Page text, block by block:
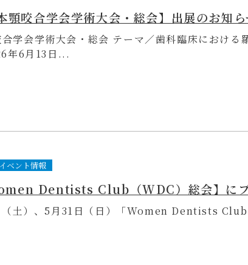
顎咬合学会学術大会・総会】出展のお知ら
学会学術大会・総会 テーマ／歯科臨床におけ
6月13日...
イベント情報
土）、5月31日（日）「Women Dentists Club